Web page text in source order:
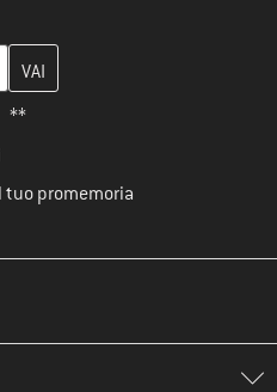
e crea il tuo account cliente
**
tuo promemoria